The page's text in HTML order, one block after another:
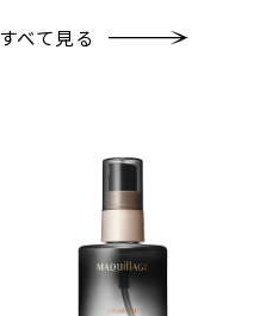
すべて見る